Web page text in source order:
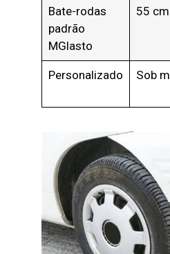
Bate-rodas
padrão
MGlasto
55 cm
Personalizado Sob